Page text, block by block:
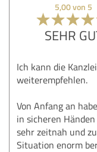
5,00 von 5
SEHR
Ich kann die
weiterempfehlen.
Von Anfang an
in sicheren
sehr zeitnah und
Situation enorm